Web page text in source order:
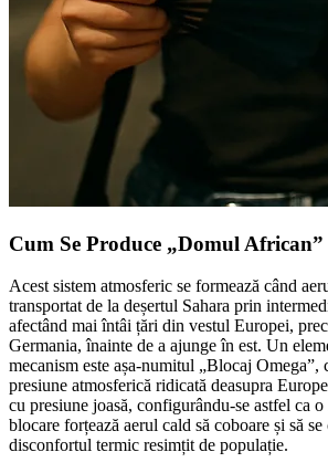
Cum Se Produce „Domul African”
Acest sistem atmosferic se formează când
transportat de la deșertul Sahara prin
afectând mai întâi țări din vestul Europei,
Germania, înainte de a ajunge în est. Un
mecanism este așa-numitul „Blocaj Omega”,
presiune atmosferică ridicată deasupra
cu presiune joasă, configurându-se astfel ca
blocare forțează aerul cald să coboare și să
disconfortul termic resimțit de populație.